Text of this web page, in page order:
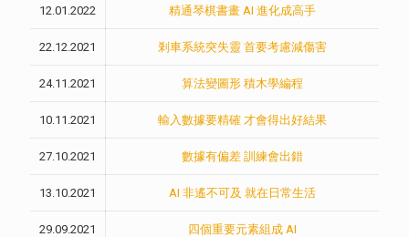
12.01.2022 精通琴棋書畫 AI 進化成高手
22.12.2021 剎車系統突失靈 首要考慮減傷害
24.11.2021 算法變圖形 積木學編程
10.11.2021 輸入數據要精確 才會得出好結果
27.10.2021 數據有偏差 訓練會出錯
13.10.2021 AI 非遙不可及 就在日常生活
29.09.2021 四個重要元素組成 AI